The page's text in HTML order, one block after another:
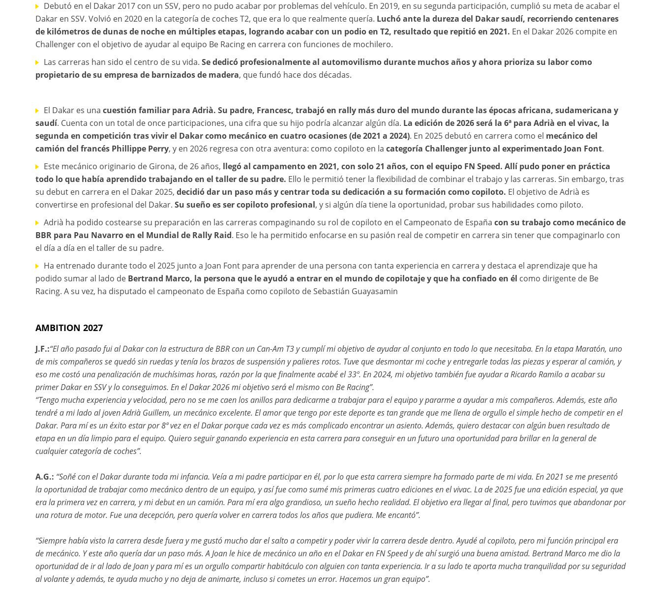
Debutó en el Dakar 2017 con un SSV, pero no pudo acabar por problemas del vehículo. En 2019, en su segunda participación, cumplió su meta de acabar el
Dakar en SSV. Volvió en 2020 en la categoría de coches T2, que era lo que realmente quería. Luchó ante la dureza del Dakar saudí, recorriendo centenares
de kilómetros de dunas de noche en múltiples etapas, logrando acabar con un podio en T2, resultado que repitió en 2021. En el Dakar 2026 compite en
Challenger con el objetivo de ayudar al equipo Be Racing en carrera con funciones de mochilero.
Las carreras han sido el centro de su vida. Se dedicó profesionalmente al automovilismo durante muchos años yahora prioriza su labor como
propietario de su empresa de barnizados de madera, que fundó hace dos décadas.
El Dakar es una cuestión familiar para Adrià. Su padre, Francesc, trabajó en rally más duro del mundo durante las épocas africana, sudamericana y
saudí. Cuenta con un total de once participaciones, una cifra que su hijo podría alcanzar algún día. La edición de 2026 será la 6ª para Adrià en el vivac, la
segunda en competición tras vivir el Dakar como mecánico en cuatro ocasiones (de 2021 a 2024). En 2025 debutó en carrera como el mecánico del
camión del francés Phillippe Perry, y en 2026 regresa con otra aventura: como copiloto en la categoría Challenger junto al experimentado Joan Font.
Este mecánico originario de Girona, de 26 años, llegó al campamento en 2021, con solo 21 años, con el equipo FN Speed. Allí pudo poner en práctica
todo lo que había aprendido trabajando en el taller de su padre. Ello le permitió tener la flexibilidad de combinar el trabajo y las carreras. Sin embargo, tras
su debut en carrera en el Dakar 2025, decidió dar un paso más y centrar toda su dedicación a su formación como copiloto. El objetivo de Adrià es
convertirse en profesional del Dakar. Su sueño es ser copiloto profesional, y si algún día tiene la oportunidad, probar sus habilidades como piloto.
Adrià ha podido costearse su preparación en las carreras compaginando su rol de copiloto en el Campeonato de España con su trabajo como mecánico de
BBR para Pau Navarro en el Mundial de Rally Raid. Eso le ha permitido enfocarse en su pasión real de competir en carrera sin tener que compaginarlo con
el día a día en el taller de su padre.
Ha entrenado durante todo el 2025 junto a Joan Font para aprender de una persona con tanta experiencia en carrera y destaca el aprendizaje que ha
podido sumar al lado de Bertrand Marco, la persona que le ayudó a entrar en el mundo de copilotaje y que ha confiado en él como dirigente de Be
Racing. A su vez, ha disputado el campeonato de España como copiloto de Sebastián Guayasamin
AMBITION 2027
J.F.:“El año pasado fui al Dakar con la estructura de BBR con un Can-Am T3 y cumplí mi objetivo de ayudar al conjunto en todo lo que necesitaba. En la etapa Maratón, uno
de mis compañeros se quedó sin ruedas y tenía los brazos de suspensión y palieres rotos. Tuve que desmontar mi coche y entregarle todas las piezas y esperar al camión, y
eso me costó una penalización de muchísimas horas, razón por la que finalmente acabé el 33º. En 2024, mi objetivo también fue ayudar a Ricardo Ramilo a acabar su
primer Dakar en SSV y lo conseguimos. En el Dakar 2026 mi objetivo será el mismo con Be Racing”.
“Tengo mucha experiencia y velocidad, pero no se me caen los anillos para dedicarme a trabajar para el equipo y pararme a ayudar a mis compañeros. Además, este año
tendré a mi lado al joven Adrià Guillem, un mecánico excelente. El amor que tengo por este deporte es tan grande que me llena de orgullo el simple hecho de competir en el
Dakar. Para mí es un éxito estar por 8ª vez en el Dakar porque cada vez es más complicado encontrar un asiento. Además, quiero destacar con algún buen resultado de
etapa en un día limpio para el equipo. Quiero seguir ganando experiencia en esta carrera para conseguir en un futuro una oportunidad para brillar en la general de
cualquier categoría de coches”.
A.G.: “Soñé con el Dakar durante toda mi infancia. Veía a mi padre participar en él, por lo que esta carrera siempre ha formado parte de mi vida. En 2021 se me presentó
la oportunidad de trabajar como mecánico dentro de un equipo, y así fue como sumé mis primeras cuatro ediciones en el vivac. La de 2025 fue una edición especial, ya que
era la primera vez en carrera, y mi debut en un camión. Para mí era algo grandioso, un sueño hecho realidad. El objetivo era llegar al final, pero tuvimos que abandonar por
una rotura de motor. Fue una decepción, pero quería volver en carrera todos los años que pudiera. Me encantó”.
“Siempre había visto la carrera desde fuera y me gustó mucho dar el salto a competir y poder vivir la carrera desde dentro. Ayudé al copiloto, pero mi función principal era
de mecánico. Y este año quería dar un paso más. A Joan le hice de mecánico un año en el Dakar en FN Speed y de ahí surgió una buena amistad. Bertrand Marco me dio la
oportunidad de ir al lado de Joan y para mí es un orgullo compartir habitáculo con alguien con tanta experiencia. Ir a su lado te aporta mucha tranquilidad por su seguridad
al volante y además, te ayuda mucho y no deja de animarte, incluso si cometes un error. Hacemos un gran equipo”.